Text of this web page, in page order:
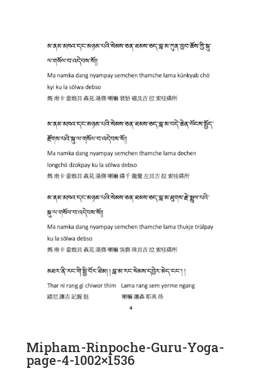
Mipham-Rinpoche-Guru-Yoga-
page-4-1002×1536